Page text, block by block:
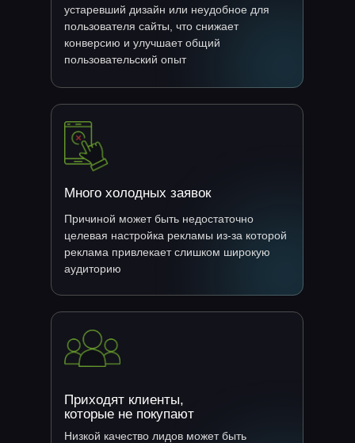
Причиной может быть недостаточно
целевая настройка рекламы из-за которой
реклама привлекает слишком широкую
аудиторию
устаревший дизайн или неудобное для
пользователя сайты, что снижает
конверсию и улучшает общий
пользовательский опыт
Много холодных заявок
Приходят клиенты,
которые не покупают
Низкой качество лидов может быть